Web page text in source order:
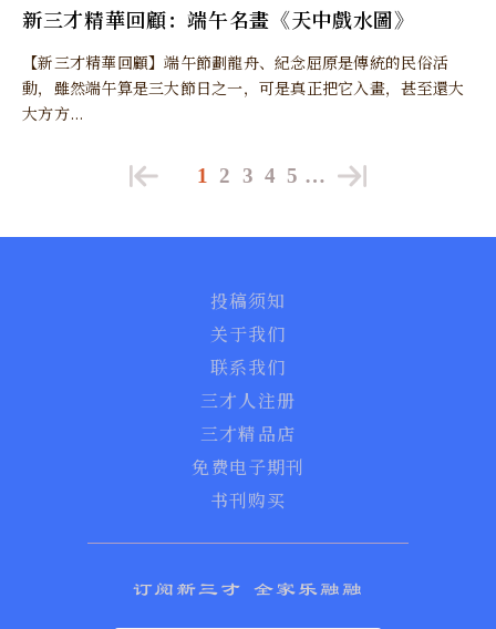
新三才精華回顧：端午名畫《天中戲水圖》
【新三才精華回顧】端午節劃龍舟、紀念屈原是傳統的民俗活
動，雖然端午算是三大節日之一，可是真正把它入畫，甚至還大
大方方...
1 2 3 4 5 …
投稿须知
关于我们
联系我们
三才人注册
三才精品店
免费电子期刊
书刊购买
订阅新三才 全家乐融融